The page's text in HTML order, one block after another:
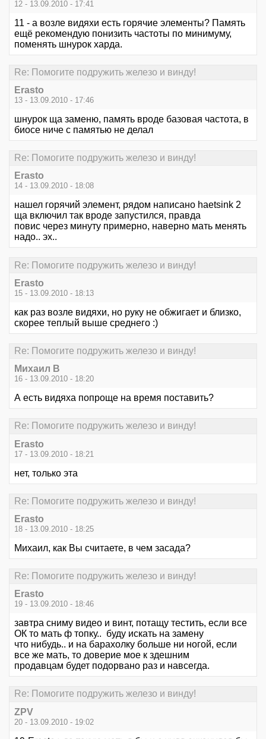
12 - 13.09.2010 - 17:41
11 - а возле видяхи есть горячие элементы? Память
ещё рекомендую понизить частоты по минимуму,
поменять шнурок харда.
Re: Помогите подружить железо и винду!
Erasto
13 - 13.09.2010 - 17:46
шнурок ща заменю, память вроде базовая частота, в
биосе ниче с памятью не делал
Re: Помогите подружить железо и винду!
Erasto
14 - 13.09.2010 - 18:08
нашел горячий элемент, рядом написано haetsink 2
ща включил так вроде запустился, правда
повис через минуту примерно, наверно мать менять
надо.. эх..
Re: Помогите подружить железо и винду!
Erasto
15 - 13.09.2010 - 18:13
как раз возле видяхи, но руку не обжигает и близко,
скорее теплый выше среднего :)
Re: Помогите подружить железо и винду!
Михаил В
16 - 13.09.2010 - 18:20
А есть видяха попроще на время поставить?
Re: Помогите подружить железо и винду!
Erasto
17 - 13.09.2010 - 18:21
нет, только эта
Re: Помогите подружить железо и винду!
Erasto
18 - 13.09.2010 - 18:25
Михаил, как Вы считаете, в чем засада?
Re: Помогите подружить железо и винду!
Erasto
19 - 13.09.2010 - 18:46
завтра сниму видео и винт, потащу тестить, если все
ОК то мать ф топку.. буду искать на замену
что нибудь.. и на барахолку больше ни ногой, если
все же мать, то доверие мое к здешним
продавцам будет подорвано раз и навсегда.
Re: Помогите подружить железо и винду!
ZPV
20 - 13.09.2010 - 19:02